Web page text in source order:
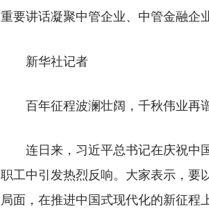
重要讲话凝聚中管企业、中管金融企
新华社记者
百年征程波澜壮阔，千秋伟业再谱
连日来，习近平总书记在庆祝中
职工中引发热烈反响。大家表示，要
局面，在推进中国式现代化的新征程